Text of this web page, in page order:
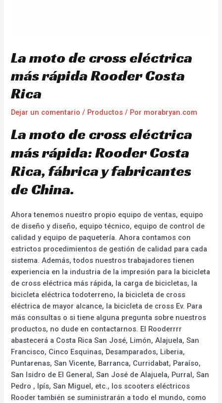
La moto de cross eléctrica
más rápida Rooder Costa
Rica
Dejar un comentario / Productos / Por morabryan.com
La moto de cross eléctrica
más rápida: Rooder Costa
Rica, fábrica y fabricantes
de China.
Ahora tenemos nuestro propio equipo de ventas, equipo
de diseño y diseño, equipo técnico, equipo de control de
calidad y equipo de paquetería. Ahora contamos con
estrictos procedimientos de gestión de calidad para cada
sistema. Además, todos nuestros trabajadores tienen
experiencia en la industria de la impresión para la bicicleta
de cross eléctrica más rápida, la carga de bicicletas, la
bicicleta eléctrica todoterreno, la bicicleta de cross
eléctrica de mayor alcance, la bicicleta de cross Ev. Para
más consultas o si tiene alguna pregunta sobre nuestros
productos, no dude en contactarnos. El Rooderrrr
abastecerá a Costa Rica San José, Limón, Alajuela, San
Francisco, Cinco Esquinas, Desamparados, Liberia,
Puntarenas, San Vicente, Barranca, Curridabat, Paraíso,
San Isidro de El General, San José de Alajuela, Purral, San
Pedro , Ipís, San Miguel, etc., los scooters eléctricos
Rooder también se suministrarán a todo el mundo, como